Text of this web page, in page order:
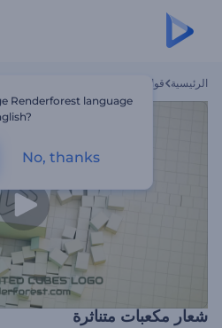
الرئيسية قوالب
شعار مكعبات متناثرة
Renderforest language
No, thanks